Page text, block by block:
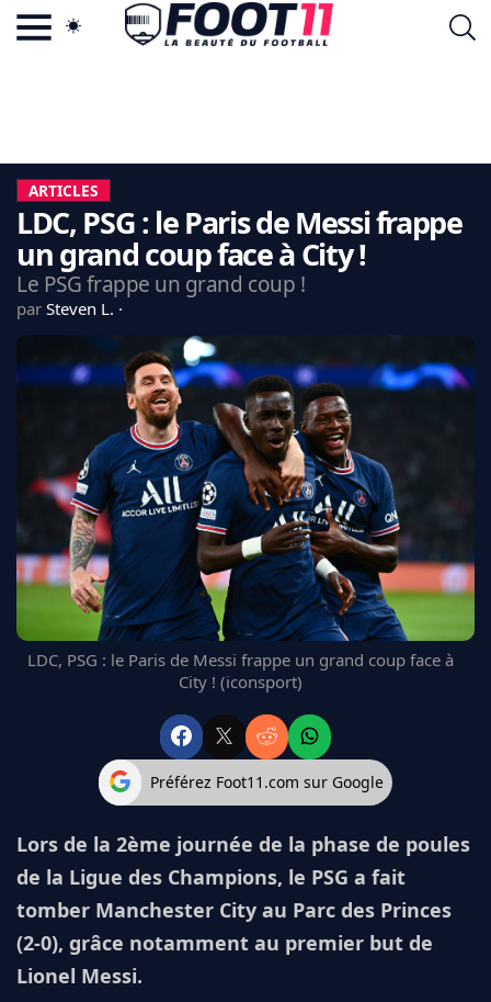
LA CHARTE
VIE PRIVÉE
CGU
CONTACTEZ-NOUS
MERCATO
CDM 2026
LIGUE 1
REAL MADRID
FC BARCELONE
MANCHESTER UNITED
CHELSEA
ARSENAL
L'AVIS DE LA RÉDAC'
ARTICLES
LDC, PSG : le Paris de Messi frappe
un grand coup face à City !
Le PSG frappe un grand coup !
par Steven L.
LDC, PSG : le Paris de Messi frappe un grand coup face à
City ! (iconsport)
Préférez Foot11.com sur Google
Lors de la 2ème journée de la phase de poules
de la Ligue des Champions, le PSG a fait
tomber Manchester City au Parc des Princes
(2-0), grâce notamment au premier but de
Lionel Messi.